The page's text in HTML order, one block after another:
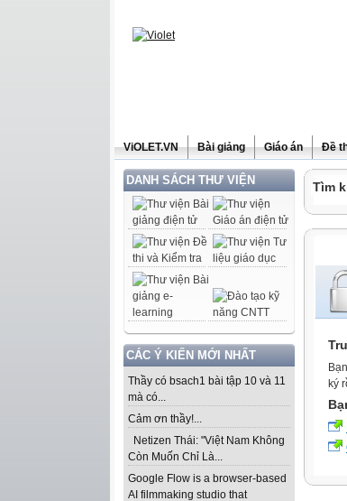
ViOLET.VN Bài giảng Giáo án Đề
DANH SÁCH THƯ VIỆN
CÁC Ý KIẾN MỚI NHẤT
Thầy có bsach1 bài tập 10 và 11
mà có...
Cảm ơn thầy!...
Netizen Thái: "Việt Nam Không
Còn Muốn Chỉ Là...
Google Flow is a browser-based
AI filmmaking studio that
Tìm
ký